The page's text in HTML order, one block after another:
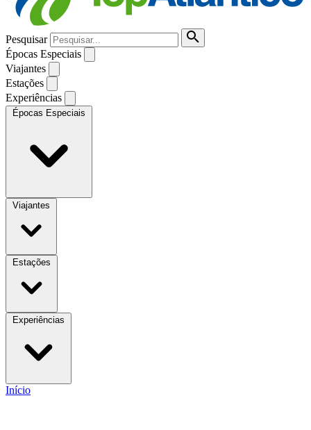
Pesquisar
Épocas Especiais
Viajantes
Estações
Experiências
Épocas Especiais
Viajantes
Estações
Experiências
Início